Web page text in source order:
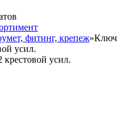
фитинг, крепеж»Ключ
усил.